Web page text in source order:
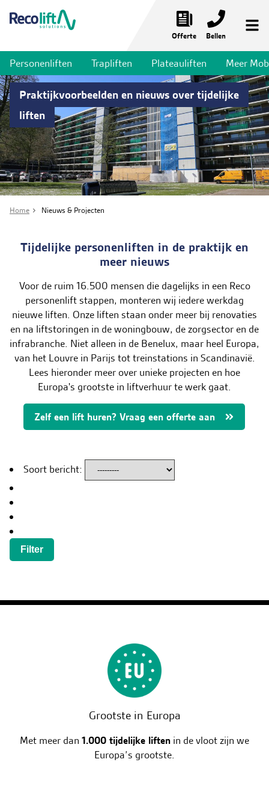
Offerte Bellen
Noodliften
Personenliften
Trapliften
Plateauliften
Meer mobiliteit
Liftservices
Nieuws & Projecten
Vacatures
NL
Personenliften Trapliften Plateauliften Meer
Praktijkvoorbeelden en nieuws over tijdelijke
liften
Home Nieuws & Projecten
Tijdelijke personenliften in de praktijk en
meer nieuws
Voor de ruim 16.500 mensen die dagelijks in een Reco
personenlift stappen, monteren wij iedere werkdag
nieuwe liften. Onze liften staan onder meer bij renovaties
en na liftstoringen in de woningbouw, de zorgsector en de
infrabranche. Niet alleen in de Benelux, maar heel Europa,
van het Louvre in Parijs tot treinstations in Scandinavië.
Lees hieronder meer over unieke projecten en hoe
Europa's grootste in liftverhuur te werk gaat.
Zelf een lift huren? Vraag een offerte aan
Soort bericht:
Filter
Grootste in Europa
Met meer dan 1.000 tijdelijke liften in de vloot zijn we
Europa’s grootste.